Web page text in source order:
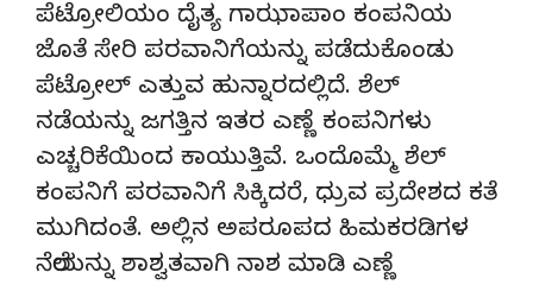
ಪೆಟ್ರೋಲಿಯಂ ದೈತ್ಯ ಗಾಝಾಪಾಂ ಕಂಪನಿಯ
ಜೊತೆ ಸೇರಿ ಪರವಾನಿಗೆಯನ್ನು ಪಡೆದುಕೊಂಡು
ಪೆಟ್ರೋಲ್ ಎತ್ತುವ ಹುನ್ನಾರದಲ್ಲಿದೆ. ಶೆಲ್
ನಡೆಯನ್ನು ಜಗತ್ತಿನ ಇತರ ಎಣ್ಣೆ ಕಂಪನಿಗಳು
ಎಚ್ಚರಿಕೆಯಿಂದ ಕಾಯುತ್ತಿವೆ. ಒಂದೊಮ್ಮೆ ಶೆಲ್
ಕಂಪನಿಗೆ ಪರವಾನಿಗೆ ಸಿಕ್ಕಿದರೆ, ಧ್ರುವ ಪ್ರದೇಶದ ಕತೆ
ಮುಗಿದಂತೆ. ಅಲ್ಲಿನ ಅಪರೂಪದ ಹಿಮಕರಡಿಗಳ
ನೆಲೆಯನ್ನು ಶಾಶ್ವತವಾಗಿ ನಾಶ ಮಾಡಿ ಎಣ್ಣೆ